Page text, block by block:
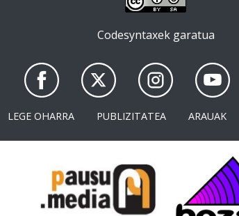
Codesyntaxek garatua
LEGE OHARRA PUBLIZITATEA ARAUAK